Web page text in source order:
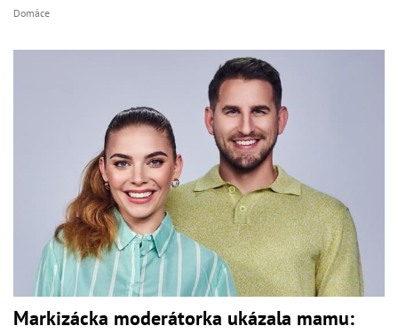
Domáce
Markizácka moderátorka ukázala mamu: